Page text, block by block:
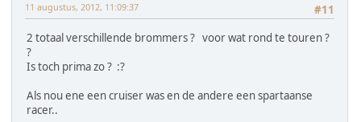
#11
11 augustus, 2012, 11:09:37
2 totaal verschillende brommers ? voor wat rond te touren ?
?
Is toch prima zo ? :?
Als nou ene een cruiser was en de andere een spartaanse
racer..